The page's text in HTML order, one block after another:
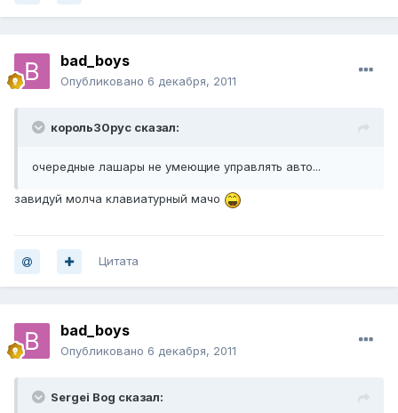
bad_boys
Опубликовано 6 декабря, 2011
король30рус сказал:
очередные лашары не умеющие управлять авто...
завидуй молча клавиатурный мачо
Цитата
bad_boys
Опубликовано 6 декабря, 2011
Sergei Bog сказал: